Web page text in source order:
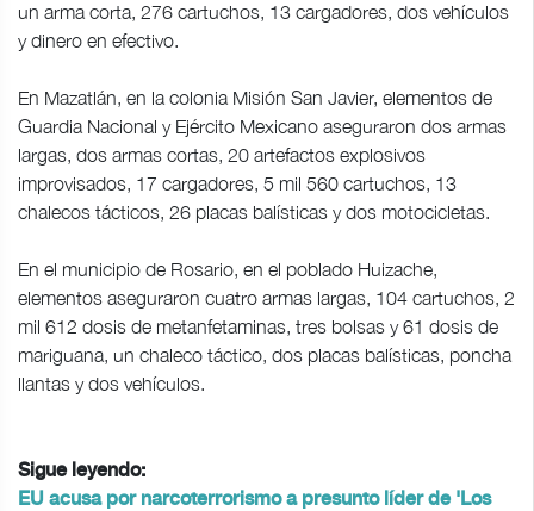
un arma corta, 276 cartuchos, 13 cargadores, dos vehículos
y dinero en efectivo.
En Mazatlán, en la colonia Misión San Javier, elementos de
Guardia Nacional y Ejército Mexicano aseguraron dos armas
largas, dos armas cortas, 20 artefactos explosivos
improvisados, 17 cargadores, 5 mil 560 cartuchos, 13
chalecos tácticos, 26 placas balísticas y dos motocicletas.
En el municipio de Rosario, en el poblado Huizache,
elementos aseguraron cuatro armas largas, 104 cartuchos, 2
mil 612 dosis de metanfetaminas, tres bolsas y 61 dosis de
mariguana, un chaleco táctico, dos placas balísticas, poncha
llantas y dos vehículos.
Sigue leyendo:
EU acusa por narcoterrorismo a presunto líder de 'Los